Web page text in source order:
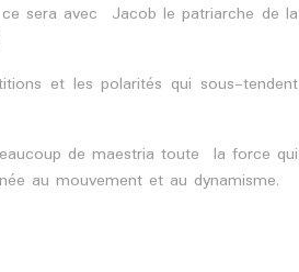
sera avec Jacob le patriarche de la
et les polarités qui sous-tendent
de maestria toute la force qui
au mouvement et au dynamisme.